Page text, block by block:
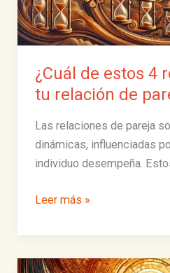
¿Cuál de estos 4
tu relación de
Las relaciones de pareja
dinámicas, influenciadas
individuo desempeña.
¿Cuál
estos
4
Leer más »